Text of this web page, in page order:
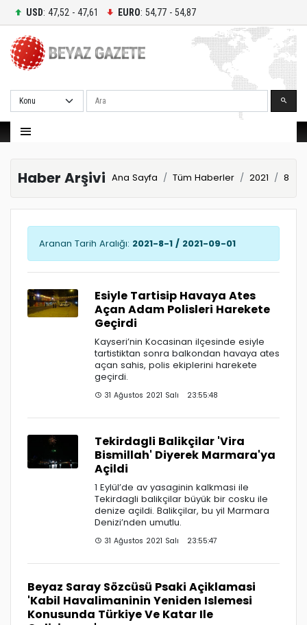
USD: 47,52 - 47,61 EURO: 54,77 - 54,87
Ara
Haber Arşivi Ana Sayfa Tüm Haberler 2021 8
Aranan Tarih Aralığı: 2021-8-1 / 2021-09-01
Esiyle Tartisip Havaya Ates
Açan Adam Polisleri Harekete
Geçirdi
Kayseri’nin Kocasinan ilçesinde esiyle
tartistiktan sonra balkondan havaya ates
açan sahis, polis ekiplerini harekete
geçirdi.
31 Ağustos 2021 Salı 23:55:48
Tekirdagli Balikçilar 'Vira
Bismillah' Diyerek Marmara'ya
Açildi
1 Eylül’de av yasaginin kalkmasi ile
Tekirdagli balikçilar büyük bir cosku ile
denize açildi. Balikçilar, bu yil Marmara
Denizi’nden umutlu.
31 Ağustos 2021 Salı 23:55:47
Beyaz Saray Sözcüsü Psaki Açiklamasi
'Kabil Havalimaninin Yeniden Islemesi
Konusunda Türkiye Ve Katar Ile